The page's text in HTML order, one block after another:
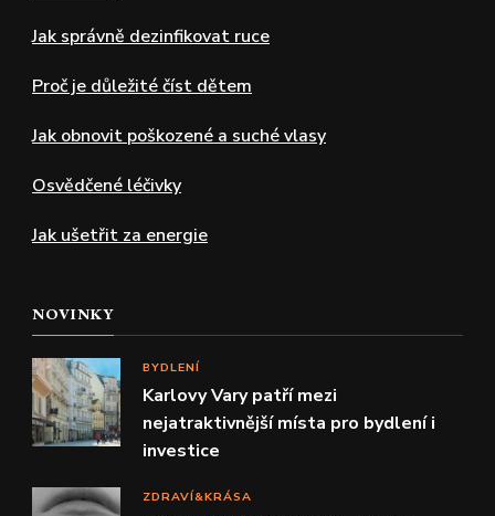
Jak správně dezinfikovat ruce
Proč je důležité číst dětem
Jak obnovit poškozené a suché vlasy
Osvědčené léčivky
Jak ušetřit za energie
NOVINKY
BYDLENÍ
Karlovy Vary patří mezi
nejatraktivnější místa pro bydlení i
investice
ZDRAVÍ&KRÁSA